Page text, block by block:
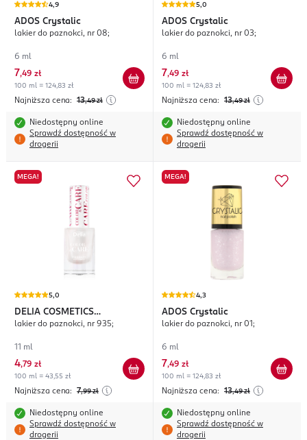
4,9
ADOS Crystalic
lakier do paznokci, nr 08;
6 ml
7,49 zł
100 ml = 124,83 zł
Najniższa cena: 13,49 zł
Niedostępny online
Sprawdź dostępność w
drogerii
5,0
ADOS Crystalic
lakier do paznokci, nr 03;
6 ml
7,49 zł
100 ml = 124,83 zł
Najniższa cena: 13,49 zł
Niedostępny online
Sprawdź dostępność w
drogerii
MEGA!
5,0
DELIA COSMETICS
Color&Care
lakier do paznokci, nr 935;
11 ml
4,79 zł
100 ml = 43,55 zł
Najniższa cena: 7,99 zł
Niedostępny online
Sprawdź dostępność w
drogerii
MEGA!
4,3
ADOS Crystalic
lakier do paznokci, nr 01;
6 ml
7,49 zł
100 ml = 124,83 zł
Najniższa cena: 13,49 zł
Niedostępny online
Sprawdź dostępność w
drogerii